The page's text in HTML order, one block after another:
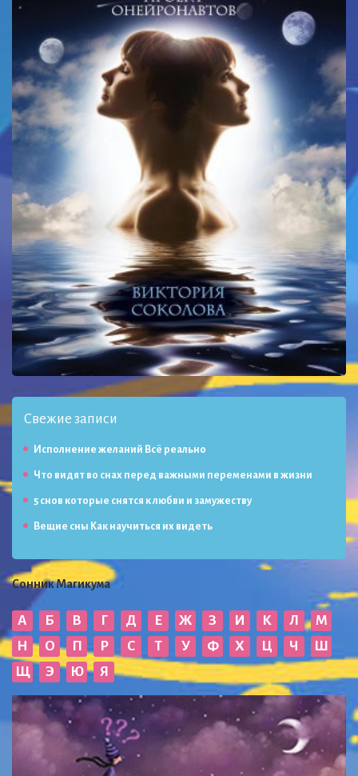
Свежие записи
Исполнение желаний Всё реально
Что видят во снах перед важными переменами в жизни
5 снов которые снятся к любви и замужеству
Вещие сны Как научиться их видеть
Сонник Магикума
А Б В Г Д Е Ж З И К Л
М
Н
О П Р С Т У Ф Х Ц Ч
Ш
Щ
Э Ю Я